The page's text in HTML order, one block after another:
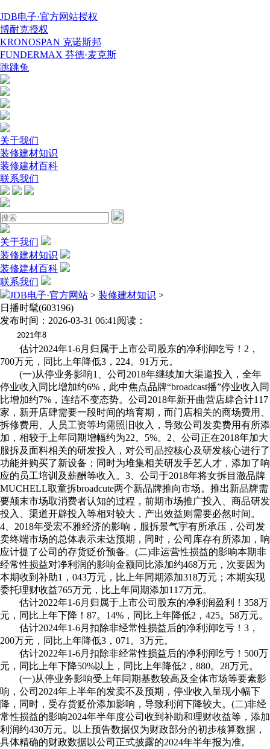
JDB电子·官方网站授权
博耐克授权
KRONOSPAN 克诺斯邦
FUNDERMAX 芬德·麦克斯
跳跳兔
关于我们
装修建材知识
装修建材百科
联系我们
关于我们
装修建材知识
装修建材百科
联系我们
JDB电子·官方网站 > 装修建材知识 >
日播时髦(603196)
发布时间：2026-03-31 06:41 阅读：
2021年8
估计2024年1-6月归属于上市公司股东的净利润吃亏！2，
700万元，同比上年降低3，224。91万元。
(一)从停业务影响1、公司2018年继续加大渠道投入，全年
停业收入同比增加约6%，此中焦点品牌“broadcast播”停业收入同
比增加约7%，连结不变态势。公司2018年新开曲营店肆合计117
家，新开店肆需要一段时间的培育期，而门店相关的商场费用、
拆修费用、人员工资等均需照旧收入，导致公司发卖费用有所添
加，相较于上年同期增幅约为22。5%。2、公司正在2018年加大
服拆及面料相关的研发投入，对公司品控核心及研发核心进行了
功能并购买了新设备；同时为堆集相关研发手艺人才，添加了响
应的员工培训及薪酬等收入。3、公司于2018年将女拆目澈品牌
MUCHELL取童拆broadcute两个新品牌推向市场。推出新品牌需
要颠末市场取消费者认知的过程，前期市场推广投入、商品研发
投入、渠道开辟投入等相对较大，产出效益则需要必然时间。
4、2018年受宏不雅经济的影响，服拆景气宇有所承压，公司发
卖终端市场的总体表示未达预期，同时，公司库存有所添加，响
应计提了公司的存货贬价预备。(二)非运营性损益的影响本期非
经常性损益对净利润的影响金额同比添加约468万元，次要因为
本期收到补助1，043万元，比上年同期添加318万元；本期实现
委托理财收益765万元，比上年同期添加117万元。
估计2022年1-6月归属于上市公司股东的净利润盈利！358万
元，同比上年下降！87。14%，同比上年降低2，425。58万元。
估计2024年1-6月扣除非经常性损益后的净利润吃亏！3，
200万元，同比上年降低3，071。3万元。
估计2022年1-6月扣除非经常性损益后的净利润吃亏！500万
元，同比上年下降50%以上，同比上年降低2，880。28万元。
(一)从停业务影响受上年同期基数较高及全体市场等要素影
响，公司2024年上半年的发卖不及预期，停业收入呈现小幅下
降，同时，受存货贬价添加影响，导致利润下降较大。(二)非经
常性损益的影响2024年半年度公司收到补助和理财收益等，添加
利润约430万元。以上预告数据仅为财政部分的初步核算数据，
具体精确的财政数据以公司正式披露的2024年半年报为准。